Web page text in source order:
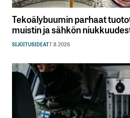
Tekoälybuumin parhaat
muistin ja sähkön
SIJOITUSIDEAT7.8.2026